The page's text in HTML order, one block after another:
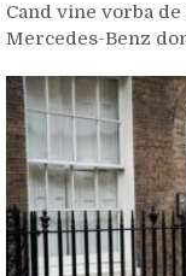
Cand vine vorba
Mercedes-Benz